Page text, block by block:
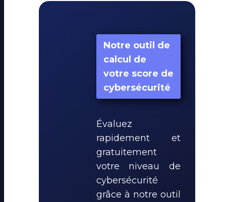
Notre outil de
calcul de
votre score de
cybersécurité
Évaluez
rapidement et
gratuitement
votre niveau de
cybersécurité
grâce à notre outil